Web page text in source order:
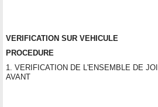
VERIFICATION SUR VEHICULE
PROCEDURE
1. VERIFICATION DE L'ENSEMBLE DE
AVANT